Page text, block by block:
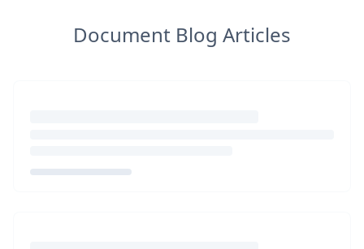
Document Blog Articles